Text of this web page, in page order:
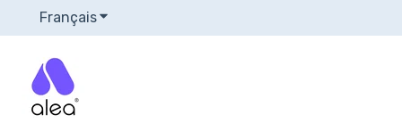
FrançaisAfficher le sous-menu pour les traductions